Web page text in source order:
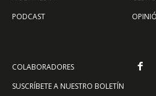
PODCAST
COLABORADORES
SUSCRÍBETE A NUESTRO BOLETÍN